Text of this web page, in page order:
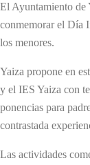
El Ayuntamiento de
conmemorar el Día
los menores.
Yaiza propone en
y el IES Yaiza con
ponencias para
contrastada
Las actividades